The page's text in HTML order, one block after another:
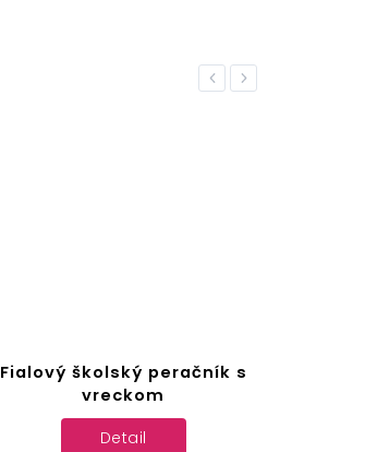
Previous
Fialový školský peračník s
vreckom
Detail
Next